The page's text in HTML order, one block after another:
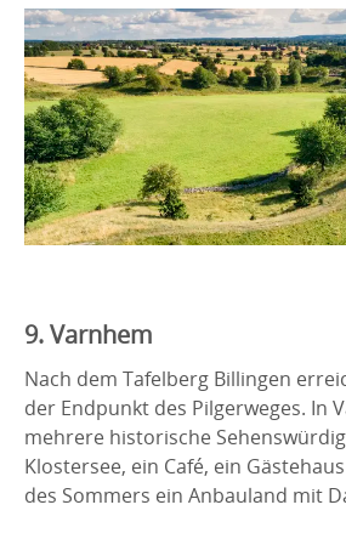
9. Varnhem
Nach dem Tafelberg Billingen
der Endpunkt des Pilgerweges. In
mehrere historische
Klostersee, ein Café, ein
des Sommers ein Anbauland mit